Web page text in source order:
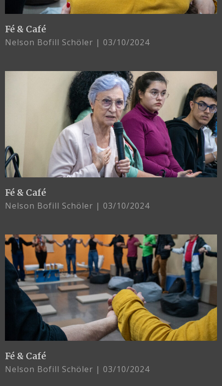
Fé & Café
Nelson Bofill Schöler 03/10/2024
Fé & Café
Nelson Bofill Schöler 03/10/2024
Fé & Café
Nelson Bofill Schöler 03/10/2024